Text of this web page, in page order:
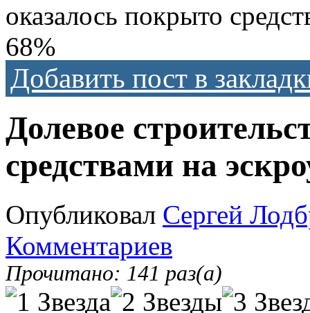
оказалось покрыто
68%
Добавить пост в
Долевое
средствами на
Опубликовал Сергей
Комментариев
Прочитано: 141 раз(а)